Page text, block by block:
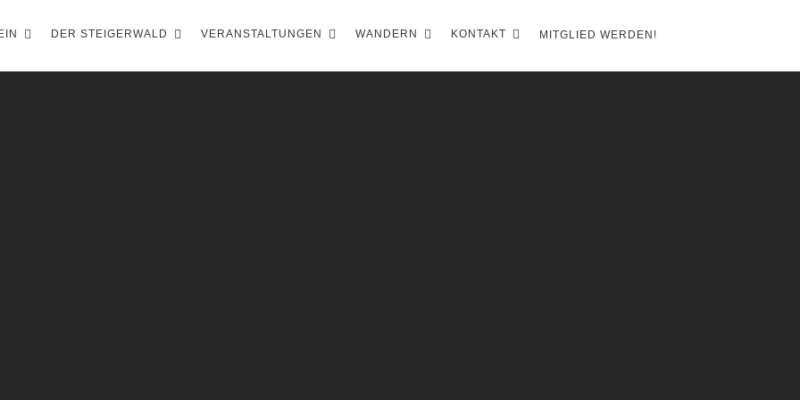
DER STEIGERWALD VERANSTALTUNGEN WANDERN KONTAKT MITGLIED WERDEN!